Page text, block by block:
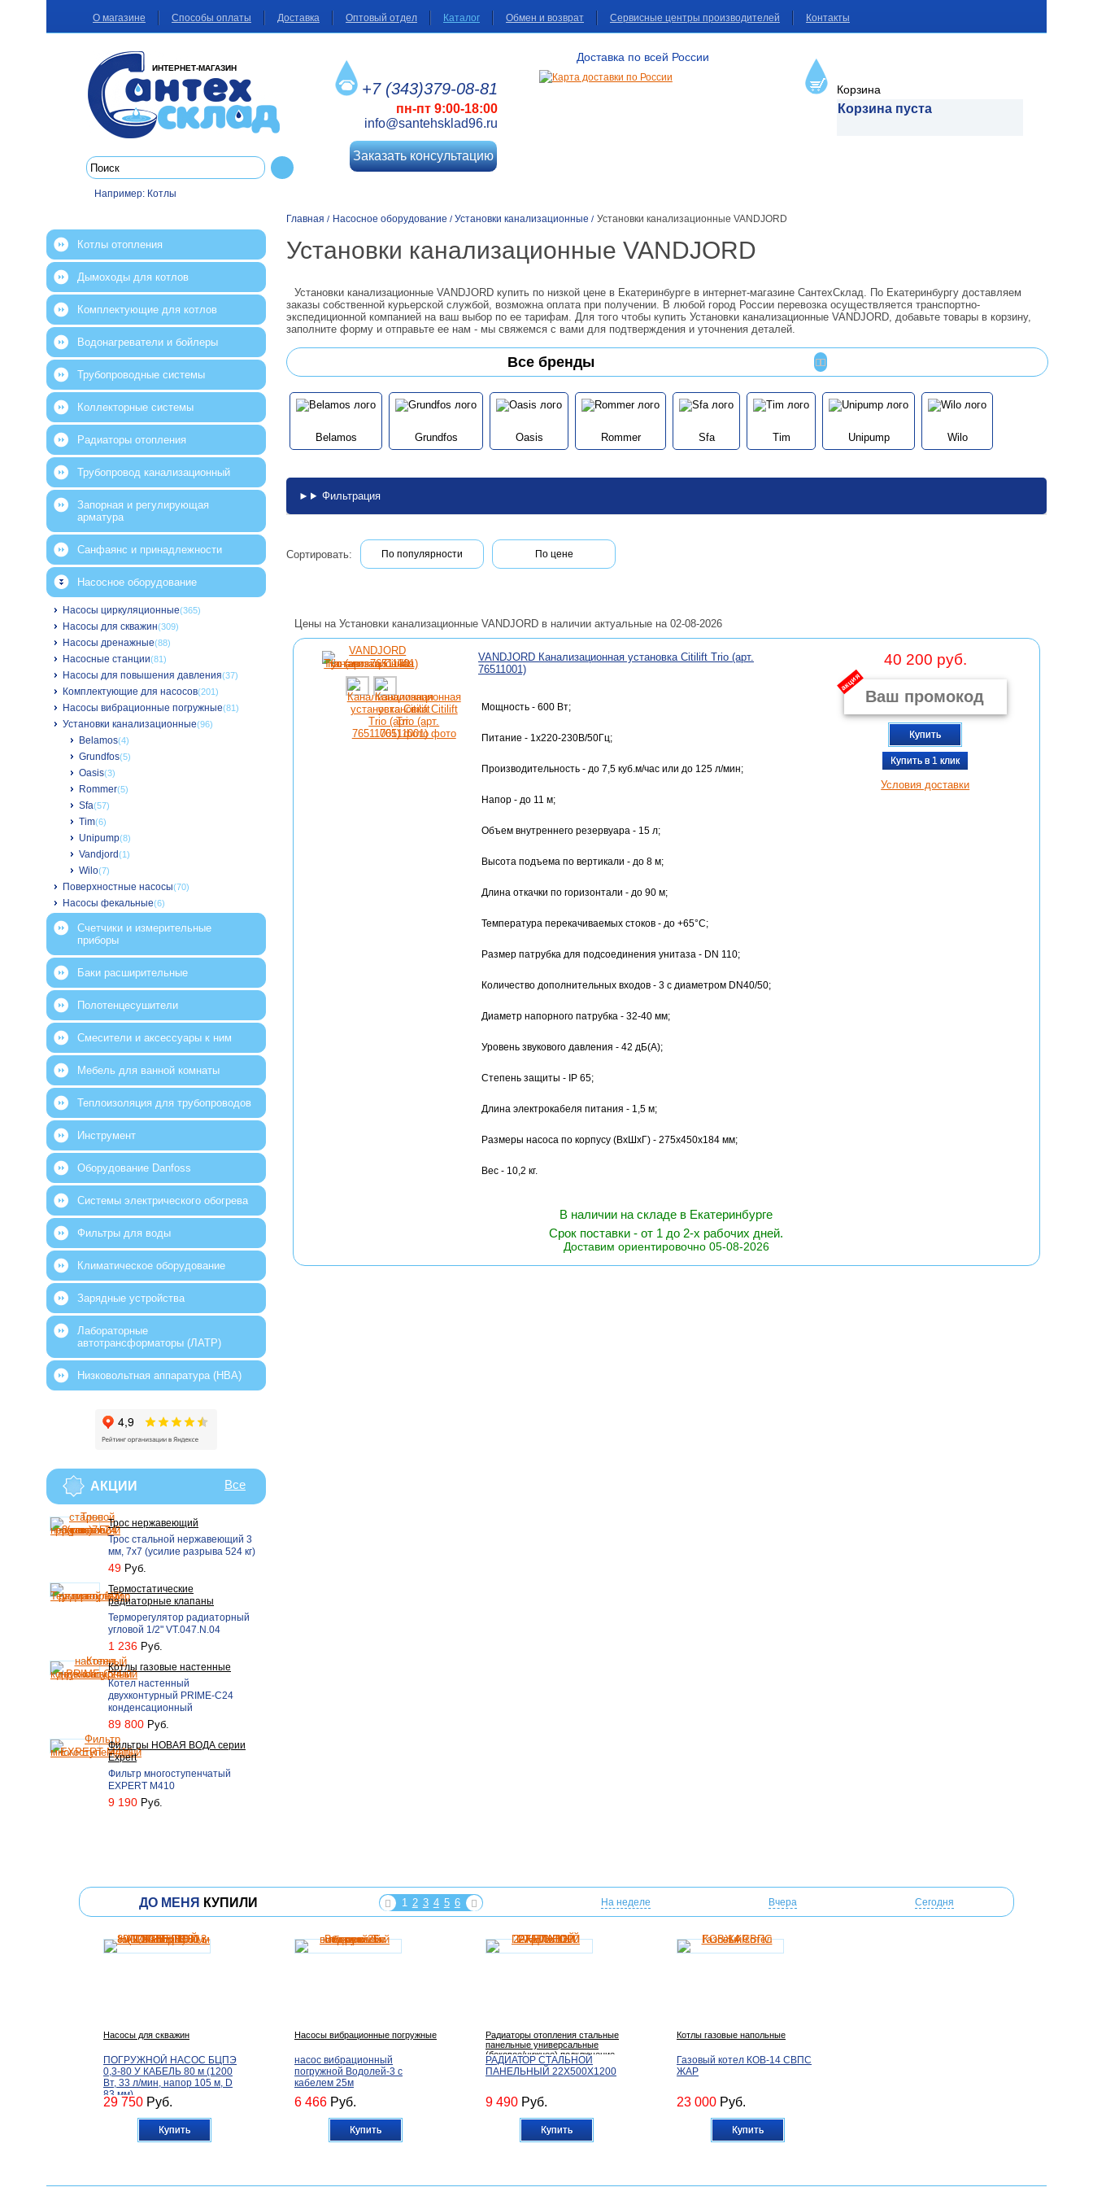
О магазине Способы оплаты Доставка Оптовый отдел Каталог Обмен и возврат Сервисные центры производителей Контакты
ИНТЕРНЕТ-МАГАЗИН
Например: Котлы
+7 (343)379-08-81
пн-пт 9:00-18:00
info@santehsklad96.ru
Заказать консультацию
Доставка по всей России
Корзина
Корзина пуста
Главная / Насосное оборудование / Установки канализационные / Установки канализационные VANDJORD
Установки канализационные VANDJORD
Установки канализационные VANDJORD купить по низкой цене в Екатеринбурге в интернет-магазине СантехСклад. По Екатеринбургу доставляем
заказы собственной курьерской службой, возможна оплата при получении. В любой город России перевозка осуществляется транспортно-
экспедиционной компанией на ваш выбор по ее тарифам. Для того чтобы купить Установки канализационные VANDJORD, добавьте товары в корзину,
заполните форму и отправьте ее нам - мы свяжемся с вами для подтверждения и уточнения деталей.
Все бренды
Belamos Grundfos Oasis Rommer Sfa Tim Unipump Wilo
Фильтрация
Сортировать: По популярности По цене
Цены на Установки канализационные VANDJORD в наличии актуальные на 02-08-2026
VANDJORD Канализационная установка Citilift Trio (арт.
76511001)
Мощность - 600 Вт;
Питание - 1x220-230В/50Гц;
Производительность - до 7,5 куб.м/час или до 125 л/мин;
Напор - до 11 м;
Объем внутреннего резервуара - 15 л;
Высота подъема по вертикали - до 8 м;
Длина откачки по горизонтали - до 90 м;
Температура перекачиваемых стоков - до +65°С;
Размер патрубка для подсоединения унитаза - DN 110;
Количество дополнительных входов - 3 с диаметром DN40/50;
Диаметр напорного патрубка - 32-40 мм;
Уровень звукового давления - 42 дБ(А);
Степень защиты - IP 65;
Длина электрокабеля питания - 1,5 м;
Размеры насоса по корпусу (ВxШxГ) - 275x450x184 мм;
Вес - 10,2 кг.
40 200 руб.
акция
Купить
Купить в 1 клик
Условия доставки
В наличии на складе в Екатеринбурге
Срок поставки - от 1 до 2-х рабочих дней.
Доставим ориентировочно 05-08-2026
Котлы отопления
Дымоходы для котлов
Комплектующие для котлов
Водонагреватели и бойлеры
Трубопроводные системы
Коллекторные системы
Радиаторы отопления
Трубопровод канализационный
Запорная и регулирующая
арматура
Санфаянс и принадлежности
Насосное оборудование
Насосы циркуляционные(365)
Насосы для скважин(309)
Насосы дренажные(88)
Насосные станции(81)
Насосы для повышения давления(37)
Комплектующие для насосов(201)
Насосы вибрационные погружные(81)
Установки канализационные(96)
Belamos(4)
Grundfos(5)
Oasis(3)
Rommer(5)
Sfa(57)
Tim(6)
Unipump(8)
Vandjord(1)
Wilo(7)
Поверхностные насосы(70)
Насосы фекальные(6)
Счетчики и измерительные
приборы
Баки расширительные
Полотенцесушители
Смесители и аксессуары к ним
Мебель для ванной комнаты
Теплоизоляция для трубопроводов
Инструмент
Оборудование Danfoss
Системы электрического обогрева
Фильтры для воды
Климатическое оборудование
Зарядные устройства
Лабораторные
автотрансформаторы (ЛАТР)
Низковольтная аппаратура (НВА)
АКЦИИ Все
Трос нержавеющий
Трос стальной нержавеющий 3
мм, 7х7 (усилие разрыва 524 кг)
49 Руб.
Термостатические
радиаторные клапаны
Терморегулятор радиаторный
угловой 1/2" VT.047.N.04
1 236 Руб.
Котлы газовые настенные
Котел настенный
двухконтурный PRIME-С24
конденсационный
89 800 Руб.
Фильтры НОВАЯ ВОДА серии
Expert
Фильтр многоступенчатый
EXPERT M410
9 190 Руб.
ДО МЕНЯ КУПИЛИ 1 2 3 4 5 6 На неделе Вчера Сегодня
Насосы для скважин
ПОГРУЖНОЙ НАСОС БЦПЭ
0,3-80 У КАБЕЛЬ 80 м (1200
Вт, 33 л/мин, напор 105 м, D
83 мм)
29 750 Руб.
Купить
Насосы вибрационные погружные
насос вибрационный
погружной Водолей-3 с
кабелем 25м
6 466 Руб.
Купить
Радиаторы отопления стальные
панельные универсальные
(боковое/нижнее) подключение
РАДИАТОР СТАЛЬНОЙ
ПАНЕЛЬНЫЙ 22X500X1200
9 490 Руб.
Купить
Котлы газовые напольные
Газовый котел КОВ-14 СВПС
ЖАР
23 000 Руб.
Купить